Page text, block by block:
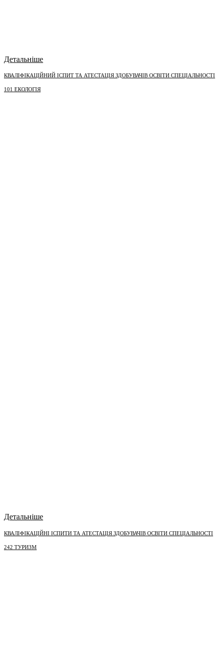
Детальніше
КВАЛІФІКАЦІЙНИЙ ІСПИТ ТА АТЕСТАЦІЯ ЗДОБУВАЧІВ ОСВІТИ СПЕЦІАЛЬНОСТІ
101 ЕКОЛОГІЯ
Детальніше
КВАЛІФІКАЦІЙНІ ІСПИТИ ТА АТЕСТАЦІЯ ЗДОБУВАЧІВ ОСВІТИ СПЕЦІАЛЬНОСТІ
242 ТУРИЗМ